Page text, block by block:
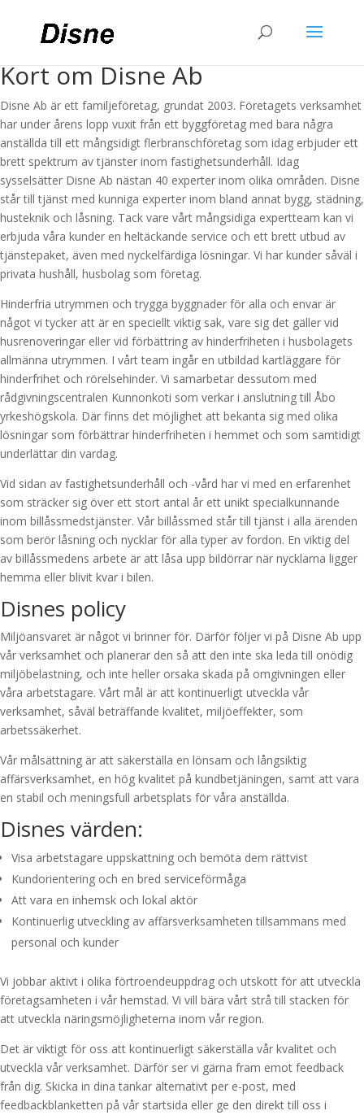
Kort om Disne Ab
Disne Ab är ett familjeföretag, grundat 2003. Företagets verksamhet
har under årens lopp vuxit från ett byggföretag med bara några
anställda till ett mångsidigt flerbranschföretag som idag erbjuder ett
brett spektrum av tjänster inom fastighetsunderhåll. Idag
sysselsätter Disne Ab nästan 40 experter inom olika områden. Disne
står till tjänst med kunniga experter inom bland annat bygg, städning,
husteknik och låsning. Tack vare vårt mångsidiga expertteam kan vi
erbjuda våra kunder en heltäckande service och ett brett utbud av
tjänstepaket, även med nyckelfärdiga lösningar. Vi har kunder såväl i
privata hushåll, husbolag som företag.
Hinderfria utrymmen och trygga byggnader för alla och envar är
något vi tycker att är en speciellt viktig sak, vare sig det gäller vid
husrenoveringar eller vid förbättring av hinderfriheten i husbolagets
allmänna utrymmen. I vårt team ingår en utbildad kartläggare för
hinderfrihet och rörelsehinder. Vi samarbetar dessutom med
rådgivningscentralen Kunnonkoti som verkar i anslutning till Åbo
yrkeshögskola. Där finns det möjlighet att bekanta sig med olika
lösningar som förbättrar hinderfriheten i hemmet och som samtidigt
underlättar din vardag.
Vid sidan av fastighetsunderhåll och -vård har vi med en erfarenhet
som sträcker sig över ett stort antal år ett unikt specialkunnande
inom billåssmedstjänster. Vår billåssmed står till tjänst i alla ärenden
som berör låsning och nycklar för alla typer av fordon. En viktig del
av billåssmedens arbete är att låsa upp bildörrar när nycklarna ligger
hemma eller blivit kvar i bilen.
Disnes policy
Miljöansvaret är något vi brinner för. Därför följer vi på Disne Ab upp
vår verksamhet och planerar den så att den inte ska leda till onödig
miljöbelastning, och inte heller orsaka skada på omgivningen eller
våra arbetstagare. Vårt mål är att kontinuerligt utveckla vår
verksamhet, såväl beträffande kvalitet, miljöeffekter, som
arbetssäkerhet.
Vår målsättning är att säkerställa en lönsam och långsiktig
affärsverksamhet, en hög kvalitet på kundbetjäningen, samt att vara
en stabil och meningsfull arbetsplats för våra anställda.
Disnes värden:
Visa arbetstagare uppskattning och bemöta dem rättvist
Kundorientering och en bred serviceförmåga
Att vara en inhemsk och lokal aktör
Kontinuerlig utveckling av affärsverksamheten tillsammans med
personal och kunder
Vi jobbar aktivt i olika förtroendeuppdrag och utskott för att utveckla
företagsamheten i vår hemstad. Vi vill bära vårt strå till stacken för
att utveckla näringsmöjligheterna inom vår region.
Det är viktigt för oss att kontinuerligt säkerställa vår kvalitet och
utveckla vår verksamhet. Därför ser vi gärna fram emot feedback
från dig. Skicka in dina tankar alternativt per e-post, med
feedbackblanketten på vår startsida eller ge den direkt till oss i